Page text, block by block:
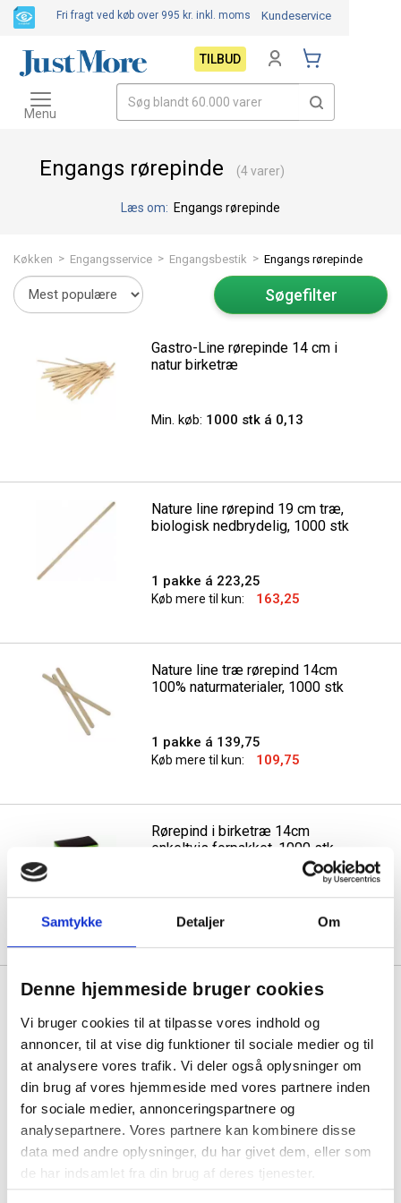
Samtykke Detaljer Om
Denne hjemmeside bruger cookies
Vi bruger cookies til at tilpasse vores indhold og
annoncer, til at vise dig funktioner til sociale medier og til
at analysere vores trafik. Vi deler også oplysninger om
din brug af vores hjemmeside med vores partnere inden
for sociale medier, annonceringspartnere og
analysepartnere. Vores partnere kan kombinere disse
data med andre oplysninger, du har givet dem, eller som
de har indsamlet fra din brug af deres tjenester.
Engangs rørepinde (4 varer)
Læs om: Engangs rørepinde
Køkken > Engangsservice > Engangsbestik > Engangs rørepinde
Søgefilter
Gastro-Line rørepinde 14 cm i
natur birketræ
Min. køb: 1000 stk á 0,13
Nature line rørepind 19 cm træ,
biologisk nedbrydelig, 1000 stk
1 pakke á 223,25
Køb mere til kun: 163,25
Nature line træ rørepind 14cm
100% naturmaterialer, 1000 stk
1 pakke á 139,75
Køb mere til kun: 109,75
Rørepind i birketræ 14cm
enkeltvis forpakket, 1000 stk
1 pakke á 480,00
Køb mere til kun:
Se også vores udvalg af
engangsemballage,servietteroghåndsæbe
1
Fri fragt ved køb over 995 kr. inkl. moms Kundeservice
TILBUD
Toggle
navigation
Menu